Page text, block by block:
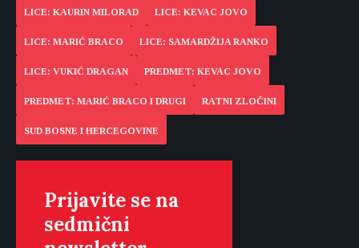
LICE: KAURIN MILORAD LICE: KEVAC JOVO
LICE: MARIĆ BRACO LICE: SAMARDŽIJA RANKO
LICE: VUKIĆ DRAGAN PREDMET: KEVAC JOVO
PREDMET: MARIĆ BRACO I DRUGI RATNI ZLOČINI
SUD BOSNE I HERCEGOVINE
Prijavite se na
sedmični